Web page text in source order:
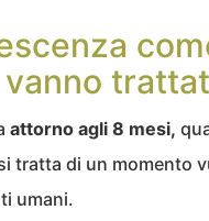
attorno agli 8 mesi,
tratta di un momento
umani.